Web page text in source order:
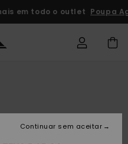
em todo o outlet Poupa
Continuar sem aceitar